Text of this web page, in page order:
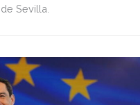
Sevilla.